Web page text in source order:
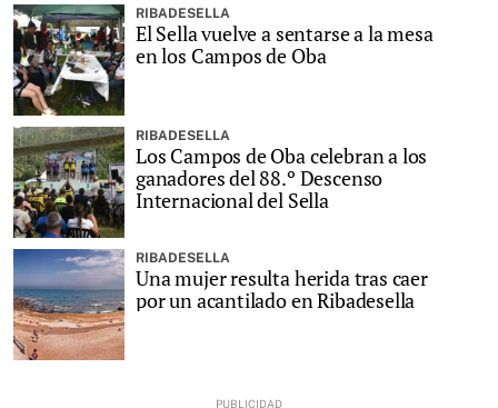
RIBADESELLA
El Sella vuelve a sentarse a la mesa
en los Campos de Oba
RIBADESELLA
Los Campos de Oba celebran a los
ganadores del 88.º Descenso
Internacional del Sella
RIBADESELLA
Una mujer resulta herida tras caer
por un acantilado en Ribadesella